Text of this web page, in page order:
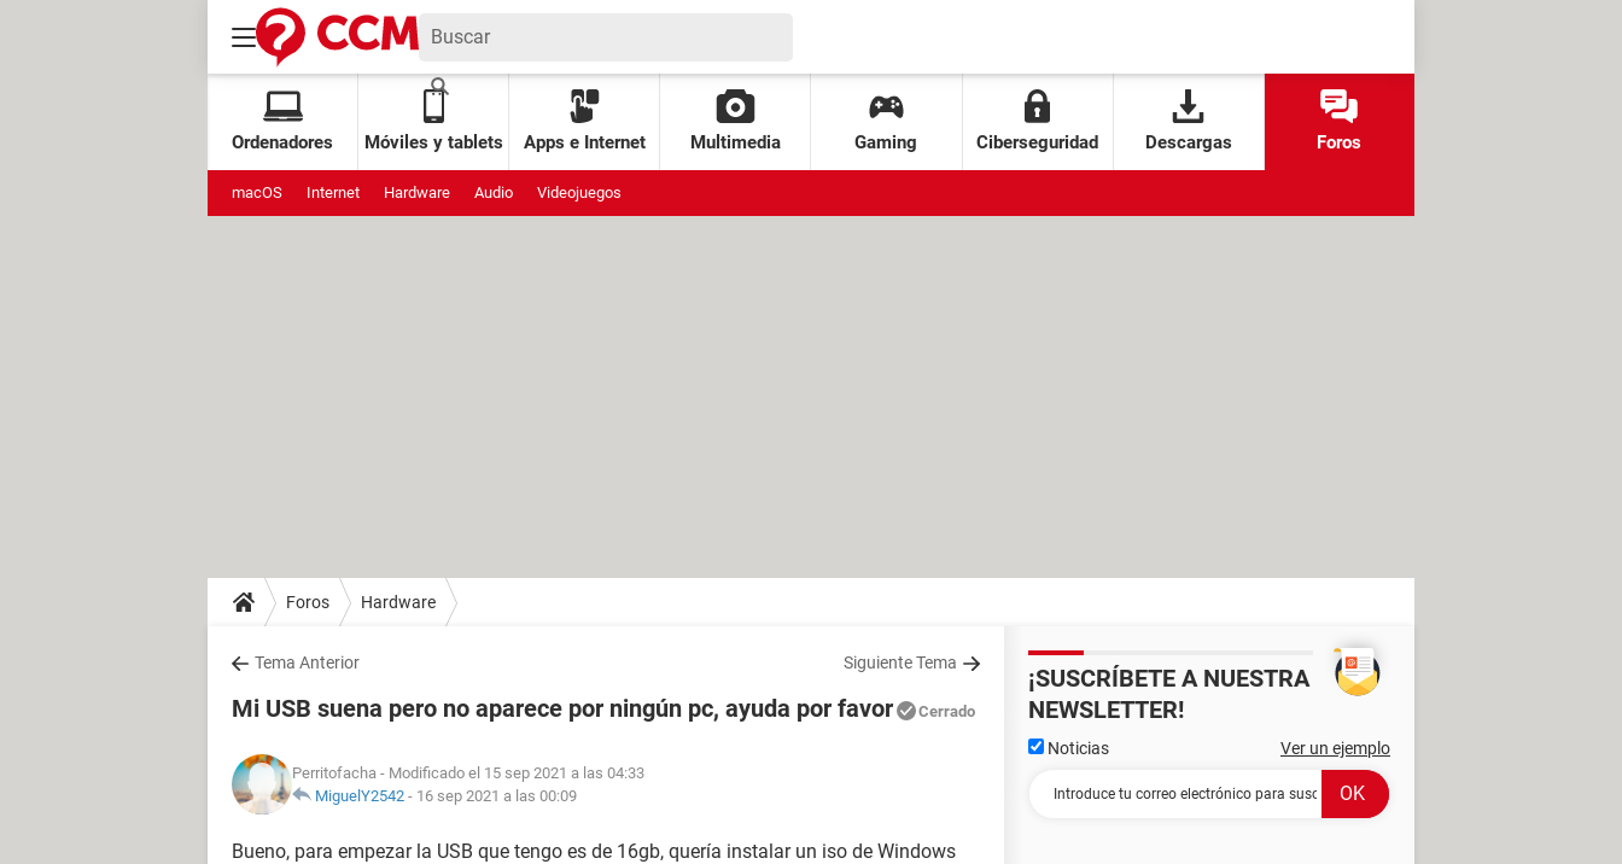
Ordenadores Móviles y tablets Apps e Internet Multimedia Gaming Ciberseguridad Descargas Foros
macOS Internet Hardware Audio Videojuegos
Foros Hardware
Tema Anterior Siguiente Tema
Mi USB suena pero no aparece por ningún pc, ayuda por favor Cerrado
Perritofacha - Modificado el 15 sep 2021 a las 04:33
MiguelY2542 - 16 sep 2021 a las 00:09
Bueno, para empezar la USB que tengo es de 16gb, quería instalar un iso de Windows
¡SUSCRÍBETE A NUESTRA
NEWSLETTER!
Noticias Ver un ejemplo